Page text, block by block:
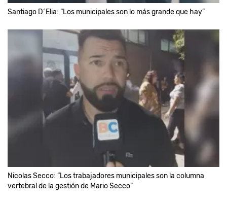
Santiago D´Elia: “Los municipales son lo más grande que hay”
Nicolas Secco: “Los trabajadores municipales son la columna
vertebral de la gestión de Mario Secco”